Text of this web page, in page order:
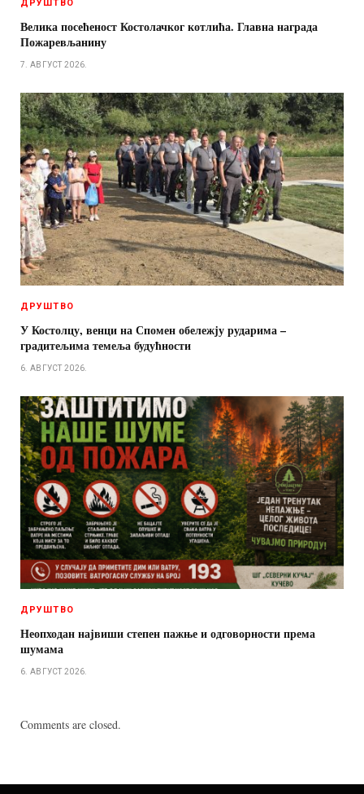
ДРУШТВО
Велика посећеност Костолачког котлића. Главна награда
Пожаревљанину
7. АВГУСТ 2026.
ДРУШТВО
У Костолцу, венци на Спомен обележју рударима –
градитељима темеља будућности
6. АВГУСТ 2026.
ДРУШТВО
Неопходан највиши степен пажње и одговорности према
шумама
6. АВГУСТ 2026.
Comments are closed.